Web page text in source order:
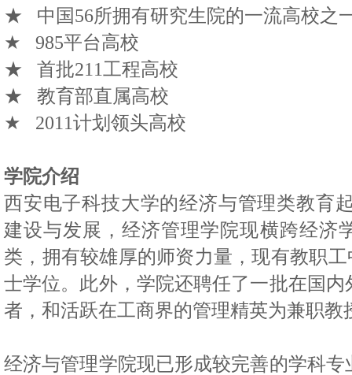
★ 中国56所拥有研究生院的一流高校之
★ 985平台高校
★ 首批211工程高校
★ 教育部直属高校
★ 2011计划领头高校
学院介绍
西安电子科技大学的经济与管理类教育
建设与发展，经济管理学院现横跨经济
类，拥有较雄厚的师资力量，现有教职工
士学位。此外，学院还聘任了一批在国
者，和活跃在工商界的管理精英为兼职教
经济与管理学院现已形成较完善的学科